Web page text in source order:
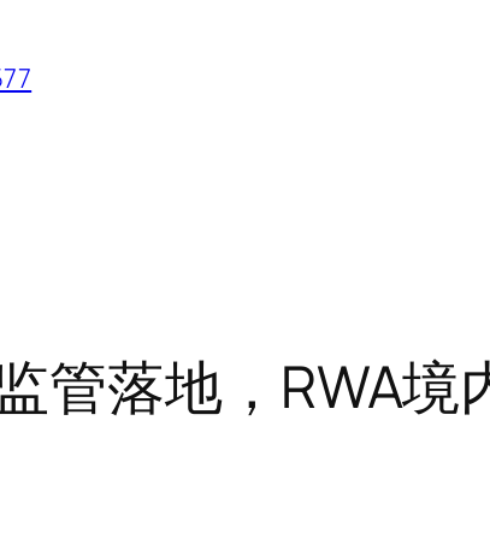
管落地，RWA境